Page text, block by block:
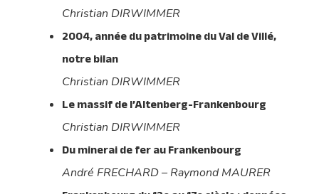
Christian DIRWIMMER
2004, année du patrimoine du Val de Villé,
notre bilan
Christian DIRWIMMER
Le massif de l’Altenberg-Frankenbourg
Christian DIRWIMMER
Du minerai de fer au Frankenbourg
André FRECHARD – Raymond MAURER